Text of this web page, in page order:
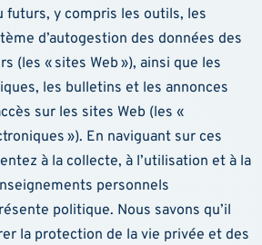
futurs, y compris les outils, les
d’autogestion des données des
(les « sites Web »), ainsi que les
les bulletins et les annonces
sur les sites Web (les «
»). En naviguant sur ces
à la collecte, à l’utilisation et à la
personnels
politique. Nous savons qu’il
la protection de la vie privée et des